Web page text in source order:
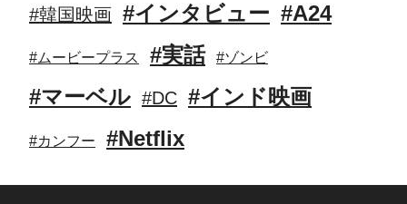
#韓国映画 #インタビュー #A24
#ムービープラス #実話 #ゾンビ
#マーベル #DC #インド映画
#カンフー #Netflix